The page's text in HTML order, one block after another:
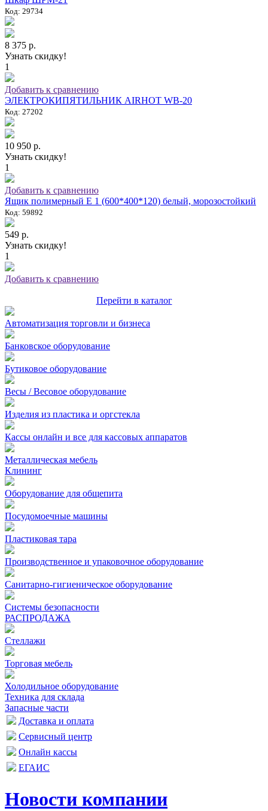
Код: 29734
8 375 р.
Узнать скидку!
1
Добавить к сравнению
ЭЛЕКТРОКИПЯТИЛЬНИК AIRHOT WB-20
Код: 27202
10 950 р.
Узнать скидку!
1
Добавить к сравнению
Ящик полимерный E 1 (600*400*120) белый, морозостойкий
Код: 59892
549 р.
Узнать скидку!
1
Добавить к сравнению
Перейти в каталог
Автоматизация торговли и бизнеса
Банковское оборудование
Бутиковое оборудование
Весы / Весовое оборудование
Изделия из пластика и оргстекла
Кассы онлайн и все для кассовых аппаратов
Металлическая мебель
Клининг
Оборудование для общепита
Посудомоечные машины
Пластиковая тара
Производственное и упаковочное оборудование
Санитарно-гигиеническое оборудование
Системы безопасности
РАСПРОДАЖА
Стеллажи
Торговая мебель
Холодильное оборудование
Техника для склада
Запасные части
Доставка и оплата
Сервисный центр
Онлайн кассы
ЕГАИС
Новости компании